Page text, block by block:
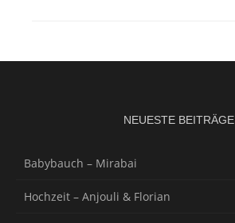
NEUESTE BEITRÄGE
Babybauch – Mirabai
Hochzeit – Anjouli & Florian